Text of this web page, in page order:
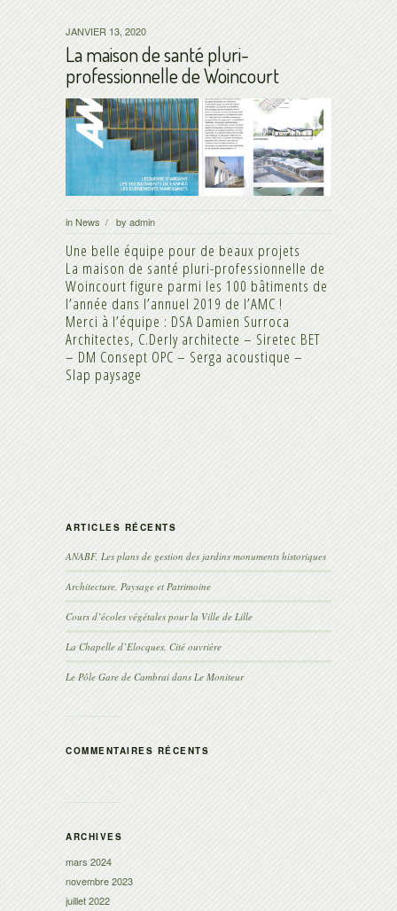
La maison de santé pluri-
professionnelle de Woincourt
inNews / by admin
JANVIER 13, 2020
Une belle équipe pour de beaux projets
La maison de santé pluri-professionnelle de
Woincourt figure parmi les 100 bâtiments de
l’année dans l’annuel 2019 de l’AMC !
Merci à l’équipe : DSA Damien Surroca
Architectes, C.Derly architecte – Siretec BET
– DM Consept OPC – Serga acoustique –
Slap paysage
ARTICLES RÉCENTS
ANABF, Les plans de gestion des jardins monuments historiques
Architecture, Paysage et Patrimoine
Cours d’écoles végétales pour la Ville de Lille
La Chapelle d’Elocques, Cité ouvrière
Le Pôle Gare de Cambrai dans Le Moniteur
COMMENTAIRES RÉCENTS
ARCHIVES
mars 2024
novembre 2023
juillet 2022